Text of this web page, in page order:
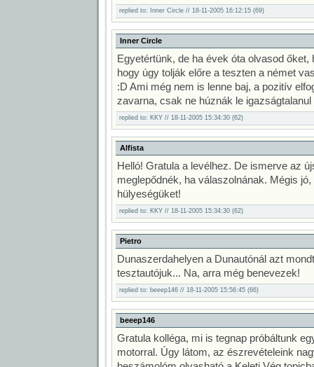
replied to: Inner Circle // 18-11-2005 16:12:15 (69)
Inner Circle
Egyetértünk, de ha évek óta olvasod
hogy úgy tolják előre a teszten a német
:D Ami még nem is lenne baj, a pozitív
zavarna, csak ne húznák le igazságtalanul
replied to: KKY // 18-11-2005 15:34:30 (62)
Alfista
Helló! Gratula a levélhez. De ismerve az
meglepődnék, ha válaszolnának. Mégis
hülyeségüket!
replied to: KKY // 18-11-2005 15:34:30 (62)
Pietro
Dunaszerdahelyen a Dunautónál azt
tesztautójuk... Na, arra még benevezek!
replied to: beeep146 // 18-11-2005 15:56:45 (66)
beeep146
Gratula kolléga, mi is tegnap próbáltunk
motorral. Úgy látom, az észrevételeink